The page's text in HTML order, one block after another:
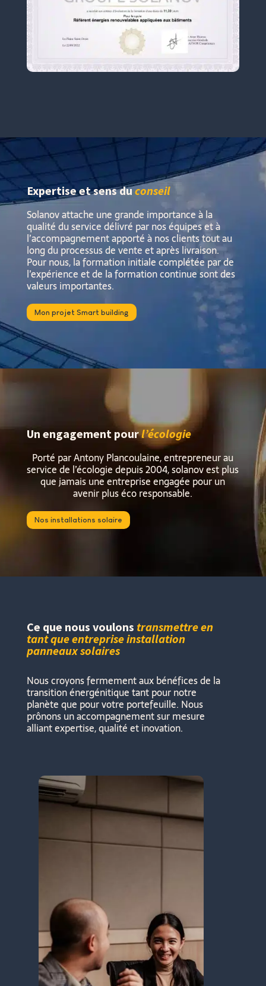
Expertise et sens duconseil
Solanov attache une grande importance à la
qualité du service délivré par nos équipes et à
l’accompagnement apporté à nos clients tout au
long du processus de vente et après livraison.
Pour nous, la formation initiale complétée par de
l’expérience et de la formation continue sont des
valeurs importantes.
Mon projet Smart building
Un engagement pourl’écologie
Porté par Antony Plancoulaine, entrepreneur au
service de l’écologie depuis 2004, solanov est plus
que jamais une entreprise engagée pour un
avenir plus éco responsable.
Nos installations solaire
Ce que nous voulons transmettre en
tant que entreprise installation
panneaux solaires
Nous croyons fermement aux bénéfices de la
transition énergénitique tant pour notre
planète que pour votre portefeuille. Nous
prônons un accompagnement sur mesure
alliant expertise, qualité et inovation.